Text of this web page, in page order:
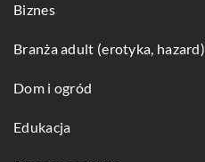
Biznes
Branża adult (erotyka, hazard)
Dom i ogród
Edukacja